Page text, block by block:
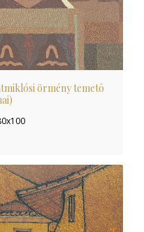
örmény temetô